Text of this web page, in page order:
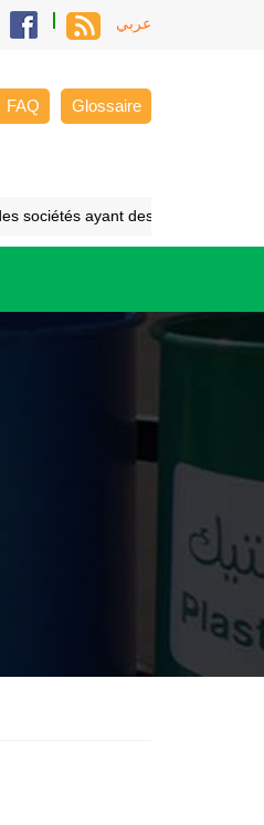
عربي
FAQ Glossaire
sociétés ayant des cahiers des